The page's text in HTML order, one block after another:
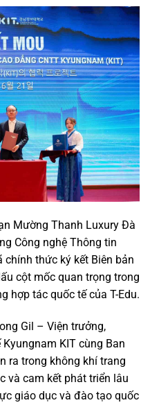
Mường Thanh Luxury Đà
Công nghệ Thông tin
chính thức ký kết Biên bản
cột mốc quan trọng trong
hợp tác quốc tế của T-Edu.
Gil – Viện trưởng,
KIT cùng Ban
ra trong không khí trang
và cam kết phát triển lâu
giáo dục và đào tạo quốc